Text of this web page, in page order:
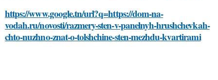
https://www.google.tn/url?q=https://dom-na-
vodah.ru/novosti/razmery-sten-v-panelnyh-hrushchevkah-
chto-nuzhno-znat-o-tolshchine-sten-mezhdu-kvartirami